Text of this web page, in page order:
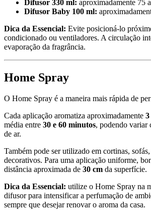
Difusor 330 ml: aproximadamente 75
Difusor Baby 100 ml:
Dica da Essencial: Evite posicioná-lo
condicionado ou ventiladores. A circulação
evaporação da fragrância.
Home Spray
O Home Spray é a maneira mais rápida de
Cada aplicação aromatiza aproximadamente 3
média entre 30 e 60 minutos, podendo variar
de ar.
Também pode ser utilizado em cortinas,
decorativos. Para uma aplicação uniforme,
distância aproximada de 30 cm da superfície.
Dica da Essencial: utilize o Home Spray na
difusor para intensificar a perfumação de
sempre que desejar renovar o aroma da casa.